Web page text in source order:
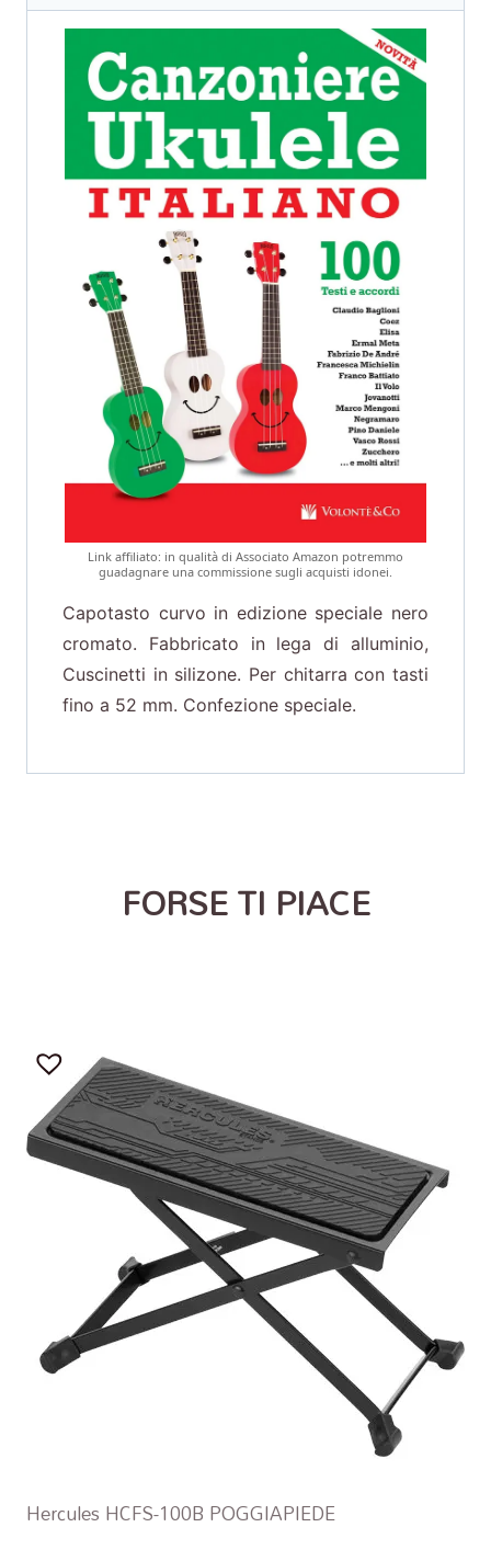
Link affiliato: in qualità di Associato Amazon potremmo
guadagnare una commissione sugli acquisti idonei.
Capotasto curvo in edizione speciale nero
cromato. Fabbricato in lega di alluminio,
Cuscinetti in silizone. Per chitarra con tasti
fino a 52 mm. Confezione speciale.
FORSE TI PIACE
Hercules HCFS-100B POGGIAPIEDE